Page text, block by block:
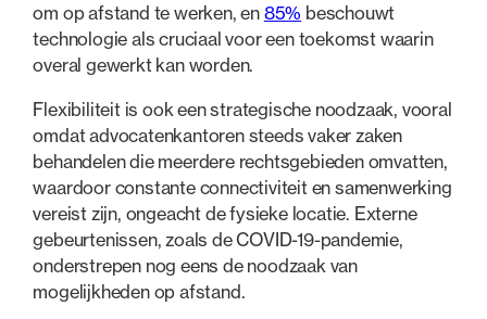
om op afstand te werken, en 85% beschouwt
technologie als cruciaal voor een toekomst waarin
overal gewerkt kan worden.
Flexibiliteit is ook een strategische noodzaak, vooral
omdat advocatenkantoren steeds vaker zaken
behandelen die meerdere rechtsgebieden omvatten,
waardoor constante connectiviteit en samenwerking
vereist zijn, ongeacht de fysieke locatie. Externe
gebeurtenissen, zoals de COVID-19-pandemie,
onderstrepen nog eens de noodzaak van
mogelijkheden op afstand.